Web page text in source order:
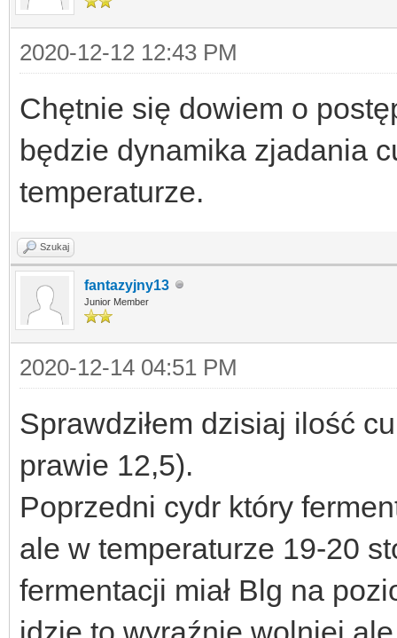
2020-12-12 12:43 PM
Chętnie się dowiem o
będzie dynamika zjadania
temperaturze.
Szukaj
fantazyjny13
Junior Member
2020-12-14 04:51 PM
Sprawdziłem dzisiaj ilość
prawie 12,5).
Poprzedni cydr który
ale w temperaturze 19-20
fermentacji miał Blg na